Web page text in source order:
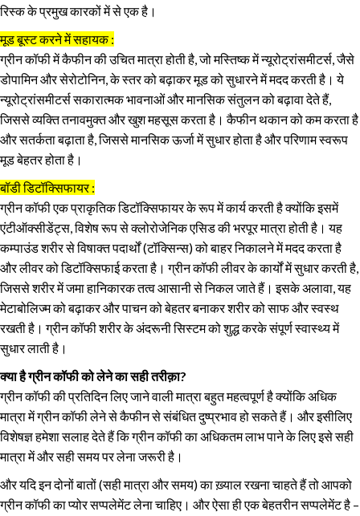
रिस्क के प्रमुख कारकों में से एक है।
मूड बूस्ट करने में सहायक :
ग्रीन कॉफी में कैफीन की उचित मात्रा होती है, जो मस्तिष्क में न्यूरोट्रांसमीटर्स, जैसे
डोपामिन और सेरोटोनिन, के स्तर को बढ़ाकर मूड को सुधारने में मदद करती है। ये
न्यूरोट्रांसमीटर्स सकारात्मक भावनाओं और मानसिक संतुलन को बढ़ावा देते हैं,
जिससे व्यक्ति तनावमुक्त और खुश महसूस करता है। कैफीन थकान को कम करता है
और सतर्कता बढ़ाता है, जिससे मानसिक ऊर्जा में सुधार होता है और परिणाम स्वरूप
मूड बेहतर होता है।
बॉडी डिटॉक्सिफायर :
ग्रीन कॉफी एक प्राकृतिक डिटॉक्सिफायर के रूप में कार्य करती है क्योंकि इसमें
एंटीऑक्सीडेंट्स, विशेष रूप से क्लोरोजेनिक एसिड की भरपूर मात्रा होती है। यह
कम्पाउंड शरीर से विषाक्त पदार्थों (टॉक्सिन्स) को बाहर निकालने में मदद करता है
और लीवर को डिटॉक्सिफाई करता है। ग्रीन कॉफी लीवर के कार्यों में सुधार करती है,
जिससे शरीर में जमा हानिकारक तत्व आसानी से निकल जाते हैं। इसके अलावा, यह
मेटाबोलिज्म को बढ़ाकर और पाचन को बेहतर बनाकर शरीर को साफ और स्वस्थ
रखती है। ग्रीन कॉफी शरीर के अंदरूनी सिस्टम को शुद्ध करके संपूर्ण स्वास्थ्य में
सुधार लाती है।
क्या है ग्रीन कॉफी को लेने का सही तरीक़ा?
ग्रीन कॉफी की प्रतिदिन लिए जाने वाली मात्रा बहुत महत्वपूर्ण है क्योंकि अधिक
मात्रा में ग्रीन कॉफी लेने से कैफीन से संबंधित दुष्प्रभाव हो सकते हैं। और इसीलिए
विशेषज्ञ हमेशा सलाह देते हैं कि ग्रीन कॉफी का अधिकतम लाभ पाने के लिए इसे सही
मात्रा में और सही समय पर लेना जरूरी है।
और यदि इन दोनों बातों (सही मात्रा और समय) का ख़्याल रखना चाहते हैं तो आपको
ग्रीन कॉफी का प्योर सप्पलेमेंट लेना चाहिए। और ऐसा ही एक बेहतरीन सप्पलेमेंट है –